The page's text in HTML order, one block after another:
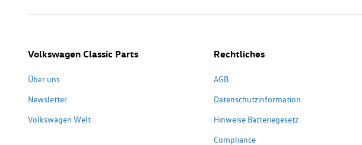
Volkswagen Classic Parts
Über uns
Newsletter
Volkswagen Welt
Rechtliches
AGB
Datenschutzinformation
Hinweise Batteriegesetz
Compliance